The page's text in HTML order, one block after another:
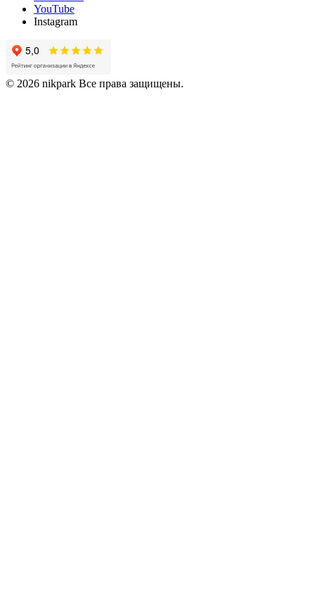
YouTube
Instagram
© 2026 nikpark Все права защищены.